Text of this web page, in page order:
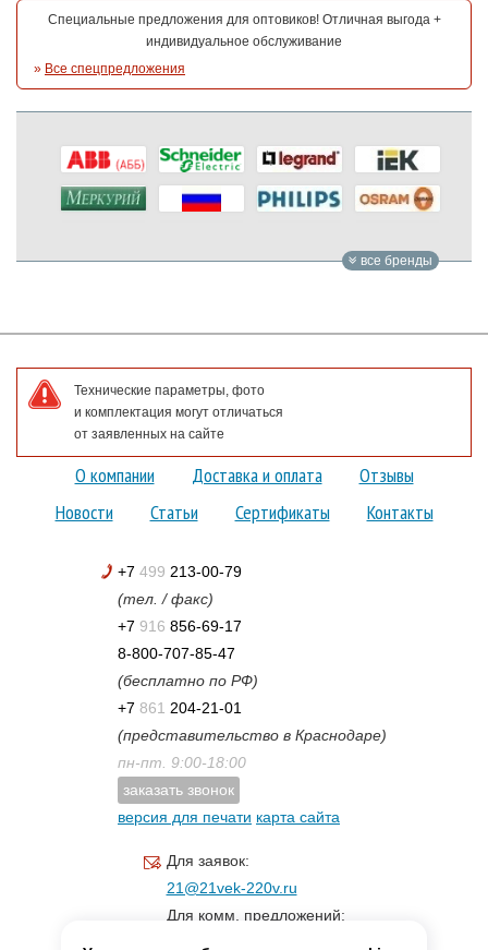
Специальные предложения для оптовиков! Отличная выгода +
индивидуальное обслуживание
» Все спецпредложения
все бренды
Технические параметры, фото
и комплектация могут отличаться
от заявленных на сайте
О компании Доставка и оплата
Отзывы
Новости
Статьи Сертификаты Контакты
+7 499 213-00-79
(тел. / факс)
+7 916 856-69-17
8-800-707-85-47
(бесплатно по РФ)
+7 861 204-21-01
(представительство в Краснодаре)
пн-пт. 9:00-18:00
заказать звонок
версия для печати карта сайта
Для заявок:
21@21vek-220v.ru
Для комм. предложений: